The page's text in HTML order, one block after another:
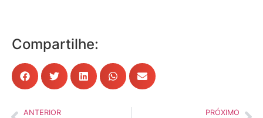
Compartilhe:
ANTERIOR PRÓXIMO